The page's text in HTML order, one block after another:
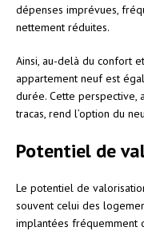
dépenses imprévues,
nettement réduites.
Ainsi, au-delà du confort
appartement neuf est
durée. Cette perspective,
tracas, rend l’option du
Potentiel de
Le potentiel de
souvent celui des
implantées fréquemment